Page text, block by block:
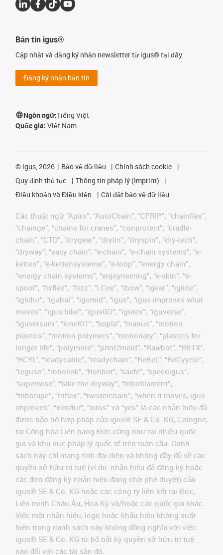
Bản tin igus®
Cập nhật và đăng ký nhận newsletter từ igus® tại đây.
Đăng ký nhận bản tin
Ngôn ngữ:Tiếng Việt
Quốc gia: Việt Nam
© igus, 2026 Bảo vệ dữ liệu
Chính sách cookie
Quy định thủ tục
Thông tin pháp lý (Imprint)
Điều khoản và Điều kiện
Cài đặt bảo vệ dữ liệu
Các thuật ngữ “Apiro”, “AutoChain”, “CFRIP”, “chainflex”,
“chainge”, “chains for cranes”, “conprotect”, “cradle-
chain”, “CTD”, “drygear”, “drylin”, “dryspin”, “dry-tech”,
“dryway”, “easy chain”, “e-chain”, “e-chain systems”, “e-
ketten”, “e-kettensysteme”, “e-loop”, “energy chain”,
“energy chain systems”, “enjoyneering”, “e-skin”, “e-
spool”, “fixflex”, “flizz”, “i.Cee”, “ibow”, “igear”, “iglide”,
“iglidur”, “igubal”, “igumid”, “igus”, “igus improves what
moves”, “igus:bike”, “igusGO”, “igutex”, “iguverse”,
“iguversum”, “kineKIT”, “kopla”, “manus”, “motion
plastics”, “motion polymers”, “motionary”, “plastics for
longer life”, “polymore”, “print2mold”, “Rawbot”, “RBTX”,
“RCYL”, “readycable”, “readychain”, “ReBeL”, “ReCyycle”,
“reguse”, “robolink”, “Rohbot”, “savfe”, “speedigus”,
“superwise”, “take the dryway”, “tribofilament”,
“tribotape”, “triflex”, “twisterchain”, “when it moves, igus
improves”, “xirodur”, “xiros” và “yes” là các nhãn hiệu đã
được bảo hộ hợp pháp của igus® SE & Co. KG, Cologne,
tại Cộng hòa Liên bang Đức cũng như tại nhiều quốc
gia và khu vực pháp lý quốc tế trên toàn cầu. Danh
sách này chỉ mang tính đại diện và không đầy đủ về các
quyền sở hữu trí tuệ (ví dụ: nhãn hiệu đã đăng ký hoặc
các đơn đăng ký nhãn hiệu đang chờ phê duyệt) của
igus® SE & Co. KG hoặc các công ty liên kết tại Đức,
Liên minh Châu Âu, Hoa Kỳ và/hoặc các quốc gia khác.
Việc một nhãn hiệu, logo hoặc khẩu hiệu không xuất
hiện trong danh sách này không đồng nghĩa với việc
igus® SE & Co. KG từ bỏ bất kỳ quyền sở hữu trí tuệ
nào đối với các tài sản đó.